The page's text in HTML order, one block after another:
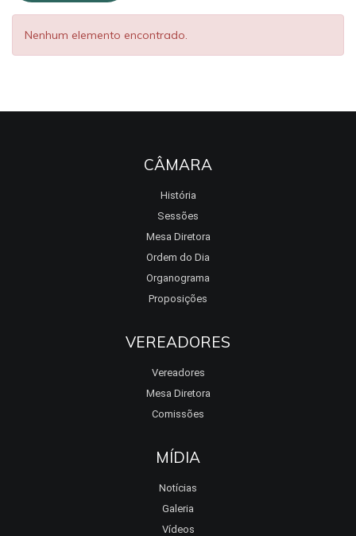
Nenhum elemento encontrado.
CÂMARA
História
Sessões
Mesa Diretora
Ordem do Dia
Organograma
Proposições
VEREADORES
Vereadores
Mesa Diretora
Comissões
MÍDIA
Notícias
Galeria
Vídeos